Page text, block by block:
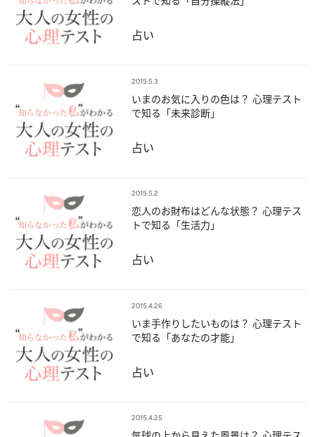
占い
2015.5.3
いまのお気に入りの色は？ 心理テスト
で知る「未来診断」
占い
2015.5.2
恋人のお財布はどんな状態？ 心理テス
トで知る「生活力」
占い
2015.4.26
いま手作りしたいものは？ 心理テスト
で知る「あなたの才能」
占い
2015.4.25